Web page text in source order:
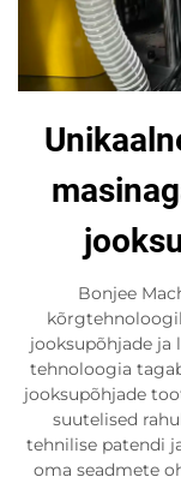
Bonjee
jooksupõhjade ja
tehnoloogia
jooksupõhjade
suutelised
tehnilise patendi
oma seadmete